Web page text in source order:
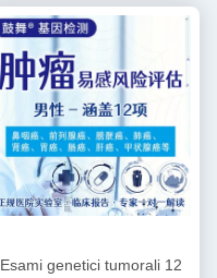
Esami genetici tumorali 12